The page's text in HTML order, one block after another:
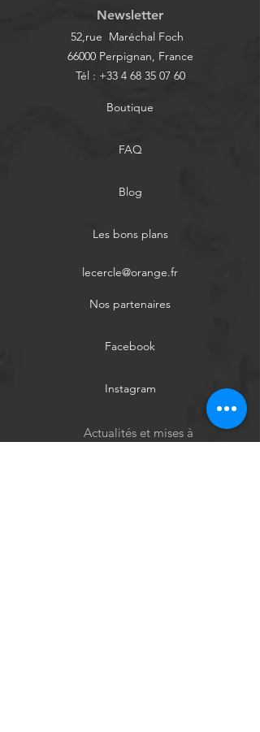
Fòrum d'Associacions de
Perpinyà 2026
Newsletter
52,rue Maréchal Foch
66000 Perpignan, France
Tél : +33 4 68 35 07 60
Boutique
FAQ
Blog
Les bons plans
lecercle@orange.fr
Nos partenaires
Facebook
Instagram
Actualités et mises à